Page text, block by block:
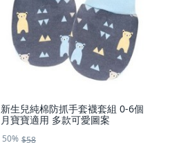
新生兒純棉防抓手套襪套組 0-6個
月寶寶適用 多款可愛圖案
50% $58